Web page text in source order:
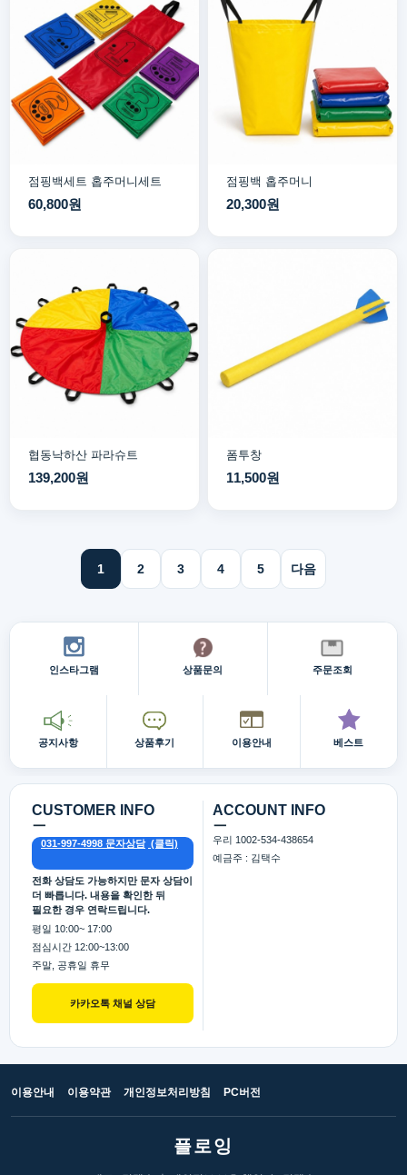
점핑백세트 홉주머니세트
60,800원
점핑백 홉주머니
20,300원
협동낙하산 파라슈트
139,200원
폼투창
11,500원
1 2 3 4 5 다음
인스타그램 상품문의 주문조회
공지사항 상품후기 이용안내 베스트
CUSTOMER INFO
카카오톡 채널 상담
ㅡ
031-997-4998 문자상담
전화 상담도 가능하지만 문자 상담이
더 빠릅니다. 내용을 확인한 뒤
필요한 경우 연락드립니다.
평일 10:00~ 17:00
점심시간 12:00~13:00
주말, 공휴일 휴무
ACCOUNT INFO
ㅡ
우리 1002-534-438654
예금주 : 김택수
이용안내 이용약관 개인정보처리방침 PC버전
플로잉